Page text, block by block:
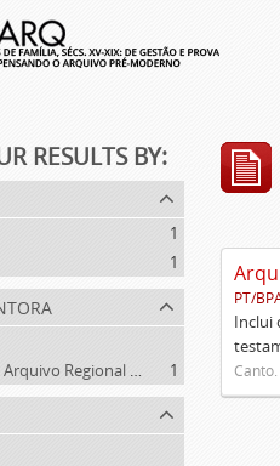
RESULTS BY:
1
1
Biblioteca Pública e Arquivo Regional de Ponta Delgada
1
PT/
Inclui